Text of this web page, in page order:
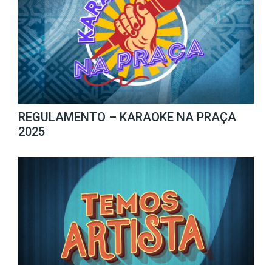
REGULAMENTO – KARAOKE NA PRAÇA
2025